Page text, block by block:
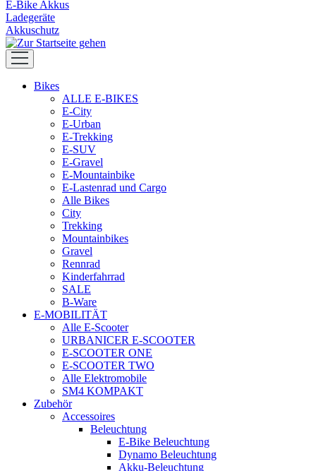
E-Bike Akkus
Ladegeräte
Akkuschutz
Bikes
ALLE E-BIKES
E-City
E-Urban
E-Trekking
E-SUV
E-Gravel
E-Mountainbike
E-Lastenrad und Cargo
Alle Bikes
City
Trekking
Mountainbikes
Gravel
Rennrad
Kinderfahrrad
SALE
B-Ware
E-MOBILITÄT
Alle E-Scooter
URBANICER E-SCOOTER
E-SCOOTER ONE
E-SCOOTER TWO
Alle Elektromobile
SM4 KOMPAKT
Zubehör
Accessoires
Beleuchtung
E-Bike Beleuchtung
Dynamo Beleuchtung
Akku-Beleuchtung